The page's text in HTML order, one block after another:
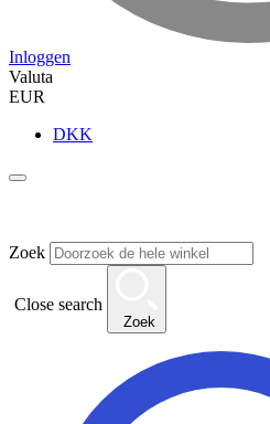
Inloggen
Valuta
EUR
DKK
Zoek
Close search
Zoek